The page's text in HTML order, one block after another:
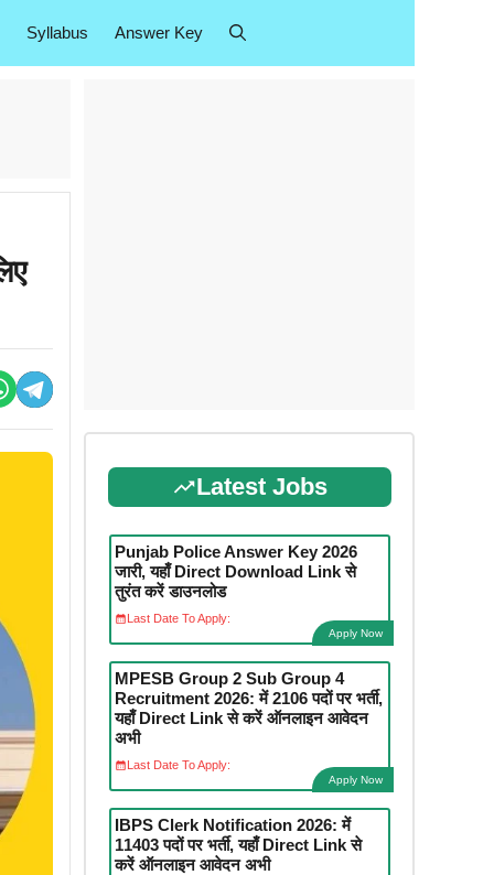
Syllabus Answer Key
Latest Jobs
Punjab Police Answer Key 2026
जारी, यहाँ Direct Download Link से
तुरंत करें डाउनलोड
Last Date To Apply:
Apply Now
MPESB Group 2 Sub Group 4
Recruitment 2026: में 2106 पदों पर भर्ती,
यहाँ Direct Link से करें ऑनलाइन आवेदन
अभी
Last Date To Apply:
Apply Now
IBPS Clerk Notification 2026: में
11403 पदों पर भर्ती, यहाँ Direct Link से
करें ऑनलाइन आवेदन अभी